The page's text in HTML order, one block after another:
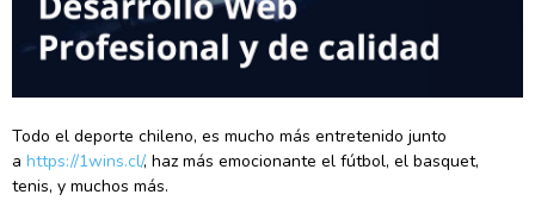
Todo el deporte chileno, es mucho más entretenido junto
a https://1wins.cl/, haz más emocionante el fútbol, el basquet,
tenis, y muchos más.